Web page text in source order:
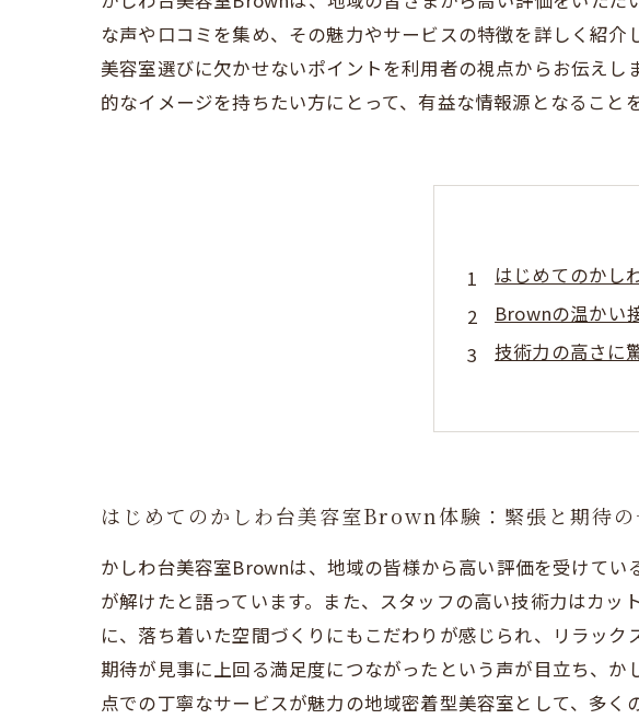
な声や口コミを集め、その魅力やサービスの特徴を詳しく紹
美容室選びに欠かせないポイントを利用者の視点からお伝え
的なイメージを持ちたい方にとって、有益な情報源となるこ
はじめてのかし
Brownの温かい
技術力の高さに
利用者のリア
かしわ台で美容
利用者が語る
はじめてのかしわ台美容室Brown体験：緊張と期待の
かしわ台美容室Brownは、地域の皆様から高い評価を受けて
が解けたと語っています。また、スタッフの高い技術力はカ
に、落ち着いた空間づくりにもこだわりが感じられ、リラッ
期待が見事に上回る満足度につながったという声が目立ち、
点での丁寧なサービスが魅力の地域密着型美容室として、多く